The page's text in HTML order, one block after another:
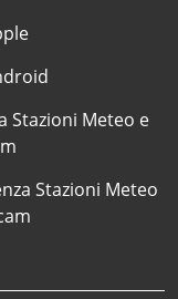
Stazioni Meteo e
Stazioni Meteo